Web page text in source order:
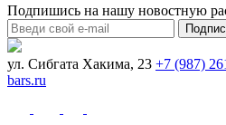
Подпишись на нашу новостную
ул. Сибгата Хакима, 23 +7 (987)
bars.ru